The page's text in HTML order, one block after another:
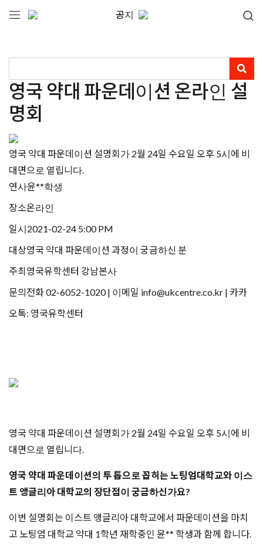
공지
영국 약대 파운데이션 온라인 설
명회
영국 약대 파운데이션 설명회가 2월 24일 수요일 오후 5시에 비
대면으로 열립니다.
연사윤**학생
장소온라인
일시2021-02-24 5:00 PM
대상영국 약대 파운데이션 과정이 궁금하신 분
주최영국유학센터 강남본사
문의전화 02-6052-1020 | 이메일 info@ukcentre.co.kr | 카카
오톡: 영국유학센터
영국 약대 파운데이션 설명회가 2월 24일 수요일 오후 5시에 비
대면으로 열립니다.
영국 약대 파운데이션의 투 톱으로 꼽히는 노팅엄대학교와 이스
트 앵글리아 대학교의 장단점이 궁금하신가요?
이번 설명회는 이스트 앵글리아 대학교에서 파운데이션을 마치
고 노팅엄 대학교 약대 1학년 재학중인 윤** 학생과 함께 합니다.